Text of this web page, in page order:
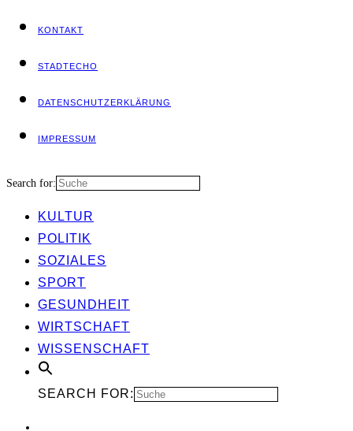
KON­TAKT
STADT­ECHO
DATEN­SCHUTZ­ER­KLÄ­RUNG
IMPRES­SUM
Search for:
KUL­TUR
POLI­TIK
SOZIA­LES
SPORT
GESUND­HEIT
WIRT­SCHAFT
WIS­SEN­SCHAFT
SEARCH FOR: